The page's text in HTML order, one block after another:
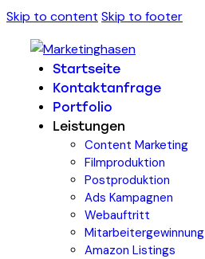
Skip to content Skip to footer
Startseite
Kontaktanfrage
Portfolio
Leistungen
Content Marketing
Filmproduktion
Postproduktion
Ads Kampagnen
Webauftritt
Mitarbeitergewinnung
Amazon Listings